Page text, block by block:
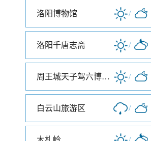
洛阳博物馆 /
洛阳千唐志斋 /
周王城天子驾六博物馆 /
白云山旅游区 /